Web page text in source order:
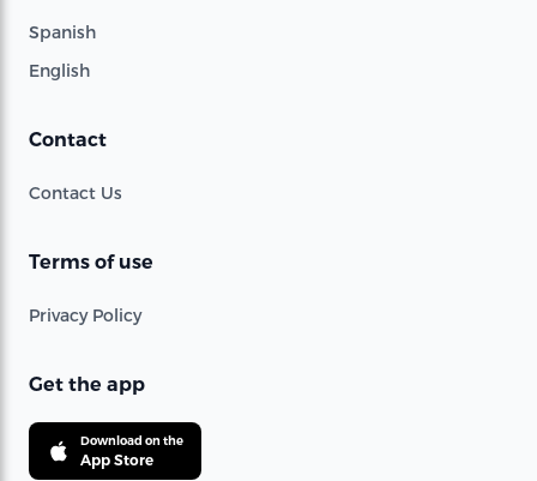
Spanish
English
Contact
Contact Us
Terms of use
Privacy Policy
Get the app
Download on the
App Store